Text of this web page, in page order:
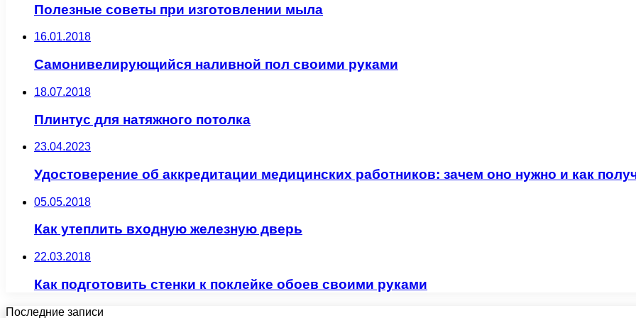
Полезные советы при изготовлении мыла
16.01.2018
Самонивелирующийся наливной пол своими руками
18.07.2018
Плинтус для натяжного потолка
23.04.2023
Удостоверение об аккредитации медицинских работников: зачем оно нужно и как
05.05.2018
Как утеплить входную железную дверь
22.03.2018
Как подготовить стенки к поклейке обоев своими руками
Последние записи